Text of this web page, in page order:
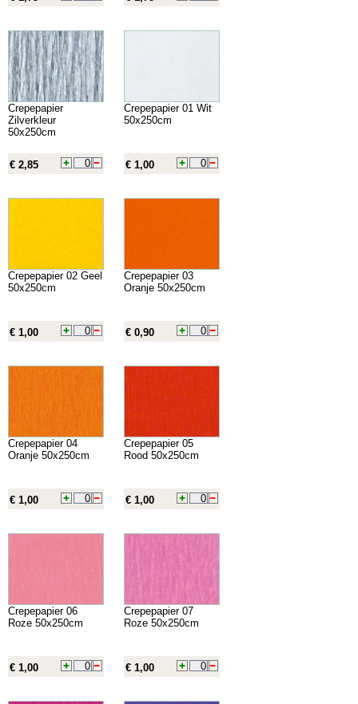
Crepepapier
Zilverkleur
50x250cm
€ 2,85
Crepepapier 01 Wit
50x250cm
€ 1,00
Crepepapier 02 Geel
50x250cm
€ 1,00
Crepepapier 03
Oranje 50x250cm
€ 0,90
Crepepapier 04
Oranje 50x250cm
€ 1,00
Crepepapier 05
Rood 50x250cm
€ 1,00
Crepepapier 06
Roze 50x250cm
€ 1,00
Crepepapier 07
Roze 50x250cm
€ 1,00